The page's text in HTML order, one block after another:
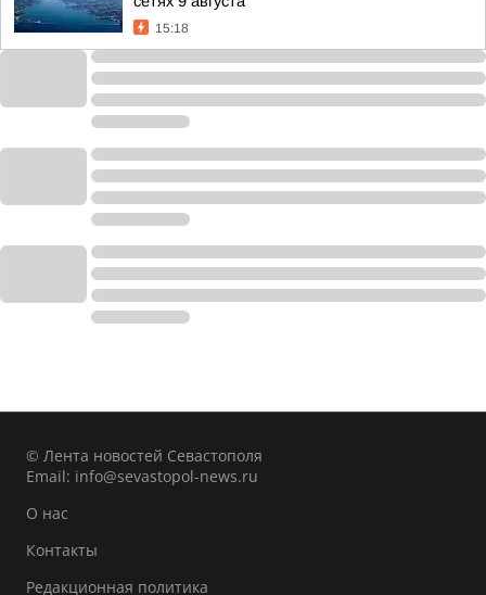
15:18
© Лента новостей Севастополя
Email: info@sevastopol-news.ru
О нас
Контакты
Редакционная политика